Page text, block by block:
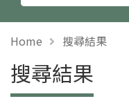
Home 搜尋結果
搜尋結果